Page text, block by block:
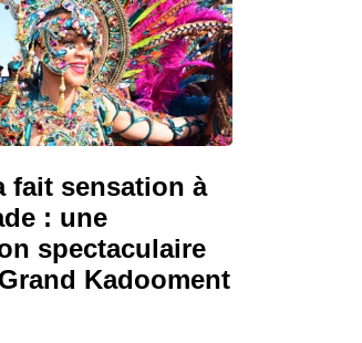
fait sensation à
: une
spectaculaire
Kadooment